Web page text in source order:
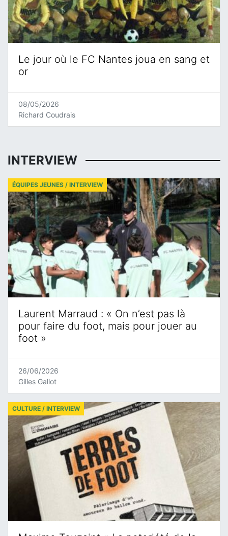
Le jour où le FC Nantes joua en sang et
or
08/05/2026
Richard Coudrais
INTERVIEW
Laurent Marraud : « On n’est pas là
pour faire du foot, mais pour jouer au
foot »
ÉQUIPES JEUNES / INTERVIEW
26/06/2026
Gilles Gallot
CULTURE / INTERVIEW